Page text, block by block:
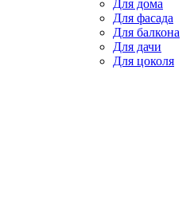
Для дома
Для фасада
Для балкона
Для дачи
Для цоколя